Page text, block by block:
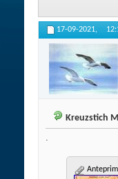
17-09-2021,
Kreuzstich
.